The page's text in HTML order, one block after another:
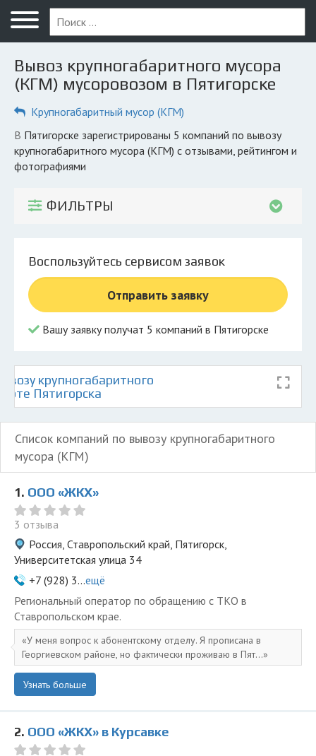
Меню
Главная
Вопрос юристу
Компании
КОМПАНИЯМ
© 2026 Все права защищены
Вывоз крупногабаритного мусора
(КГМ) мусоровозом в Пятигорске
Крупногабаритный мусор (КГМ)
в Пятигорске зарегистрированы 5 компаний по вывозу
крупногабаритного мусора (КГМ) с отзывами, рейтингом и
фотографиями
ФИЛЬТРЫ
Воспользуйтесь сервисом заявок
Отправить заявку
Вашу заявку получат 5 компаний в Пятигорске
крупногабаритного
Пятигорска
Список компаний по вывозу крупногабаритного
мусора (КГМ)
1. ООО «ЖКХ»
3 отзыва
Россия, Ставропольский край, Пятигорск,
Университетская улица 34
+7 (928) 3...ещё
Региональный оператор по обращению с ТКО в
Ставропольском крае.
У меня вопрос к абонентскому отделу. Я прописана в
Георгиевском районе, но фактически проживаю в Пят...
Узнать больше
2. ООО «ЖКХ» в Курсавке